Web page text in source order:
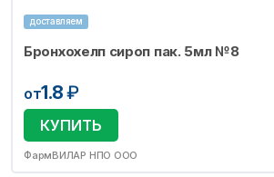
доставляем
Бронхохелп сироп пак. 5мл №8
от1.8₽
КУПИТЬ
ФармВИЛАР НПО ООО